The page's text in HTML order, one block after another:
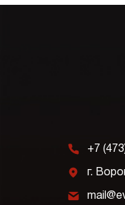
m +7
j г.
k